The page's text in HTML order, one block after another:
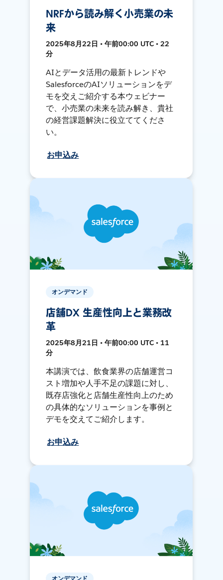
NRFから読み解く小売業の未
来
2025年8月22日 • 午前00:00 UTC • 22
分
AIとデータ活用の最新トレンドや
SalesforceのAIソリューションをデ
モを交えご紹介する本ウェビナー
で、小売業の未来を読み解き、貴社
の経営課題解決に役立ててくださ
い。
お申込み
オンデマンド
店舗DX 生産性向上と業務改
革
2025年8月21日 • 午前00:00 UTC • 11
分
本講演では、飲食業界の店舗運営コ
スト増加や人手不足の課題に対し、
既存店強化と店舗生産性向上のため
の具体的なソリューションを事例と
デモを交えてご紹介します。
お申込み